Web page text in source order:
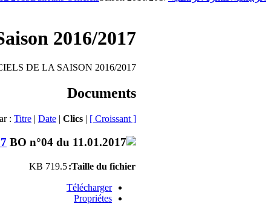
2016/2017
DE LA SAISON 2016/2017
Documents
: Titre | Date | Clics | [ Croissant ]
Taille du fichier:
719.5 KB
Télécharger
Propriétes